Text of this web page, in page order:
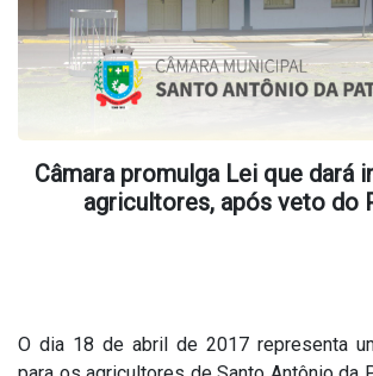
Câmara promulga Lei que dará
agricultores, após veto do
O dia 18 de abril de 2017 representa